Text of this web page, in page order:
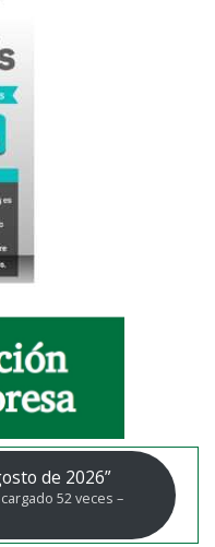
de 2026”
52 veces –